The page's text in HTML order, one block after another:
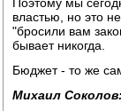
властью, но это
"бросили вам
бывает никогда.
Бюджет - то же
Михаил